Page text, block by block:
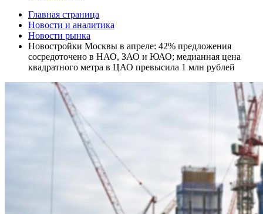
Главная страница
Новости и аналитика
Новости рынка
Новостройки Москвы в апреле: 42% предложения
сосредоточено в НАО, ЗАО и ЮАО; медианная цена
квадратного метра в ЦАО превысила 1 млн рублей